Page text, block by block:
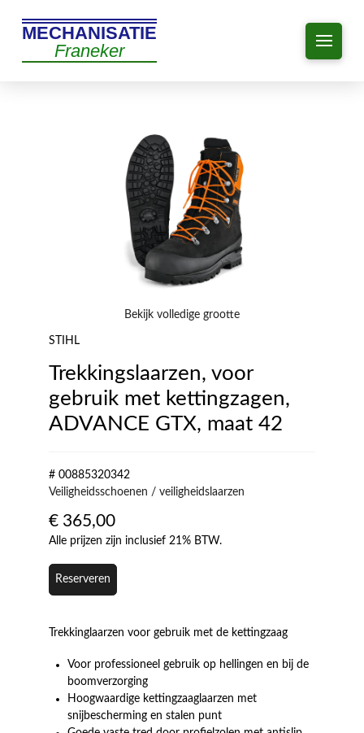
MECHANISATIE
Franeker
Bekijk volledige grootte
STIHL
Trekkingslaarzen, voor
gebruik met kettingzagen,
ADVANCE GTX, maat 42
# 00885320342
Veiligheidsschoenen / veiligheidslaarzen
€ 365,00
Alle prijzen zijn inclusief 21% BTW.
Reserveren
Trekkinglaarzen voor gebruik met de kettingzaag
Voor professioneel gebruik op hellingen en bij de
boomverzorging
Hoogwaardige kettingzaaglaarzen met
snijbescherming en stalen punt